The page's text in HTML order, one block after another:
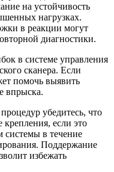
на устойчивость
нагрузках.
в реакции могут
диагностики.
в системе управления
сканера. Если
помочь выявить
впрыска.
убедитесь, что
если это
системы в течение
Поддержание
избежать